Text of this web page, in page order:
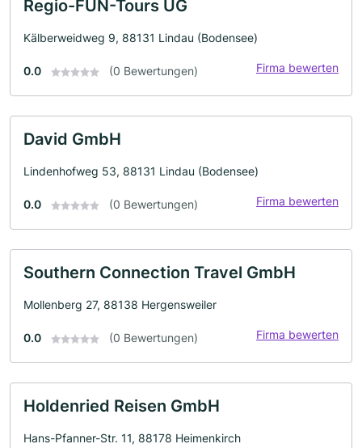
Regio-FUN-Tours UG
Kälberweidweg 9, 88131 Lindau (Bodensee)
0.0 (0 Bewertungen) Firma bewerten
David GmbH
Lindenhofweg 53, 88131 Lindau (Bodensee)
0.0 (0 Bewertungen) Firma bewerten
Southern Connection Travel GmbH
Mollenberg 27, 88138 Hergensweiler
0.0 (0 Bewertungen) Firma bewerten
Holdenried Reisen GmbH
Hans-Pfanner-Str. 11, 88178 Heimenkirch